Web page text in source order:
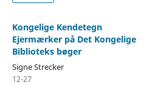
Kongelige Kendetegn
Ejermærker på Det Kongelige
Biblioteks bøger
Signe Strecker
12-27